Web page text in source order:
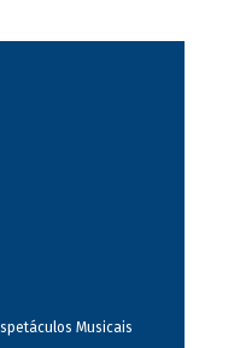
Musicais